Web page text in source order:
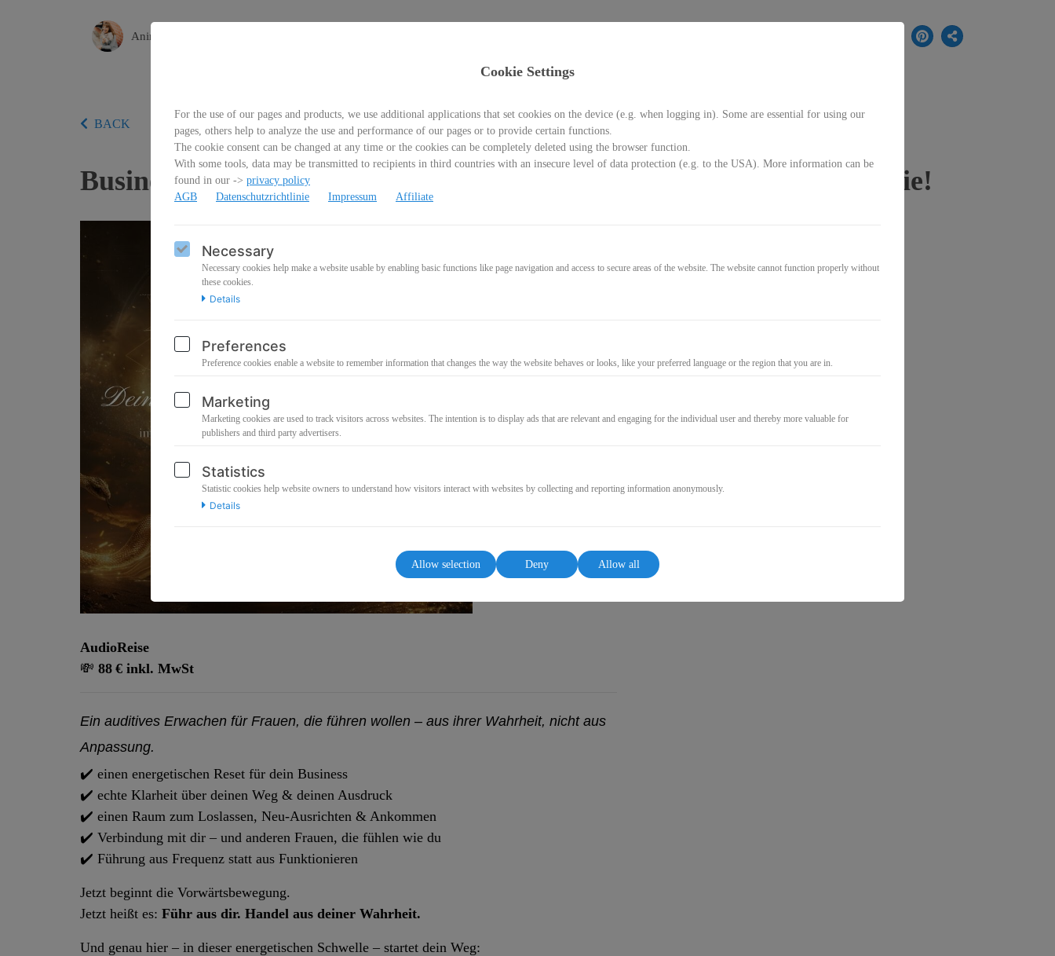
Animoments-Photography
BACK
Business der Neuen Zeit – Erfolg mit Seele mit Intuition und Strategie!
111,00€
AudioReise
💸 88 € inkl. MwSt
Ein auditives Erwachen für Frauen, die führen wollen – aus ihrer Wahrheit, nicht aus
Anpassung.
✔️ einen energetischen Reset für dein Business
✔️ echte Klarheit über deinen Weg & deinen Ausdruck
✔️ einen Raum zum Loslassen, Neu-Ausrichten & Ankommen
✔️ Verbindung mit dir – und anderen Frauen, die fühlen wie du
✔️ Führung aus Frequenz statt aus Funktionieren
Jetzt beginnt die Vorwärtsbewegung.
Jetzt heißt es: Führ aus dir. Handel aus deiner Wahrheit.
Und genau hier – in dieser energetischen Schwelle – startet dein Weg:
Cookie Settings
For the use of our pages and products, we use additional applications that set cookies on the device (e.g. when logging in). Some are essential for using our
pages, others help to analyze the use and performance of our pages or to provide certain functions.
The cookie consent can be changed at any time or the cookies can be completely deleted using the browser function.
With some tools, data may be transmitted to recipients in third countries with an insecure level of data protection (e.g. to the USA). More information can be
found in our -> privacy policy
AGB
Datenschutzrichtlinie Impressum Affiliate
Necessary
Necessary cookies help make a website usable by enabling basic functions like page navigation and access to secure areas of the website. The website cannot function properly without
these cookies.
Details
Preferences
Preference cookies enable a website to remember information that changes the way the website behaves or looks, like your preferred language or the region that you are in.
Marketing
Marketing cookies are used to track visitors across websites. The intention is to display ads that are relevant and engaging for the individual user and thereby more valuable for
publishers and third party advertisers.
Statistics
Statistic cookies help website owners to understand how visitors interact with websites by collecting and reporting information anonymously.
Details
Allow selection Deny Allow all